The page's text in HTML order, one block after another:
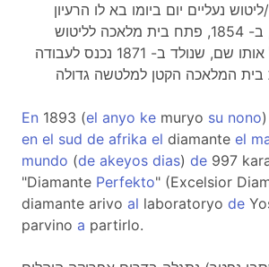
נעליים יום ביומו בא לו הרעיון
ללטש יהלומים. כך, ב- 1854, פתח בית מלאכה לליטוש
יהלומים. נכדו, בעל אותו שם, שנולד ב- 1871 נכנס לעבודה
En 1893 (el anyo ke muryo su nono)
en el sud de afrika el diamante el
mundo (de akeyos dias) de 997
"Diamante Perfekto" (Excelsior
diamante arivo al laboratoryo de
parvino a partirlo.